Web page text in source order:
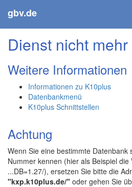
gbv.de
Dienst nicht
Weitere Informationen
Informationen zu K10plus
Datenbankmenü
K10plus Schnittstellen
Achtung
Wenn Sie eine bestimmte Datenbank
Nummer kennen (hier als Beispiel die
...DB=1.27/), ersetzen Sie bitte die
"kxp.k10plus.de/" oder gehen Sie